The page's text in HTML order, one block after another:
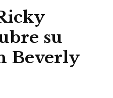
su
Beverly